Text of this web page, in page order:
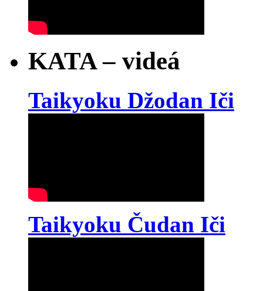
KATA – videá
Taikyoku Džodan Iči
Taikyoku Čudan Iči